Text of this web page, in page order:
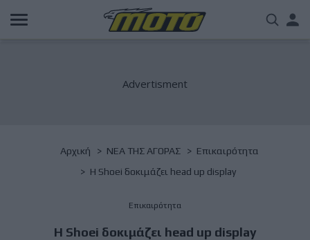
Παράκαμψη
προς
Breadcrumb
Αρχική NΕΑ ΤΗΣ ΑΓΟΡΑΣ
Επικαιρότητα
Η Shoei δοκιμάζει head up display
Επικαιρότητα
Η Shoei δοκιμάζει head up display